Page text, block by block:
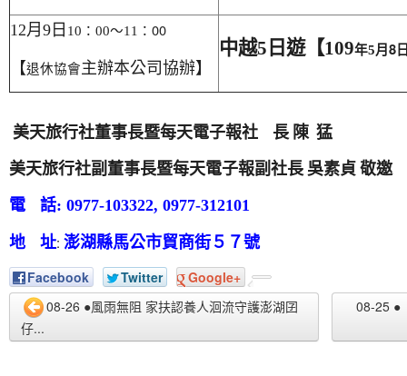
12月9 日 10 ：00～11 ：00
【退休協會主辦本公司協辦】
中越5 日遊【109年5月8
美天旅行社董事長暨每天電子報社 長 陳 猛
美天旅行社副董事長暨每天電子報副社長 吳素貞 敬邀
電
話: 0977-103322, 0977-312101
地 址: 澎湖縣馬公市貿商街５７號
Facebook
Twitter
Google+
08-26 ●風雨無阻 家扶認養人洄流守護澎湖囝
仔...
08-25 ●